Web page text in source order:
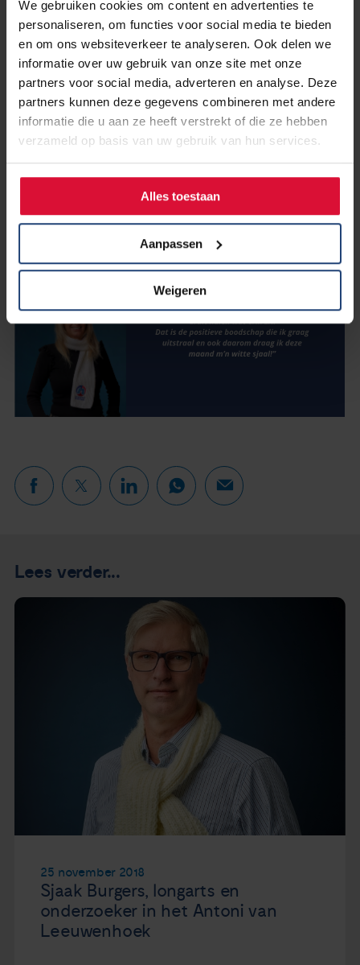
We gebruiken cookies om content en advertenties te
personaliseren, om functies voor social media te bieden
en om ons websiteverkeer te analyseren. Ook delen we
informatie over uw gebruik van onze site met onze
partners voor social media, adverteren en analyse. Deze
partners kunnen deze gegevens combineren met andere
informatie die u aan ze heeft verstrekt of die ze hebben
verzameld op basis van uw gebruik van hun services.
Alles toestaan
Aanpassen
Weigeren
vaker op te dringen. Mijn rug blijft een zwakke plek,
werken ging daardoor niet meer, maar het lukt me nu wel
weer om een beetje te tennissen. Heerlijk! Wat is de
volgende stap? Ik ben blij met mijn vrijwilligerswerk voor
Longkanker Nederland, reis veel en doe veel leuke dingen
met vrienden en familie.”
alleen maar extra versterkt. Zo beklom ik de hoogste
bergpas in Nepal en heb ik afgelopen jaar een rondreis
door Costa Rica gemaakt. Ook trouwden we in het
Lees verder...
25 november 2018
Sjaak Burgers, longarts en
onderzoeker in het Antoni van
Leeuwenhoek